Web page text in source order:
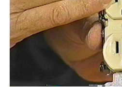
ZA VODOLIJU
Karma vam ove sedmice
bićeš nagrađen
. Sve situacije
između sebe i drugih sada
Ljudi koji vas nisu razumeli